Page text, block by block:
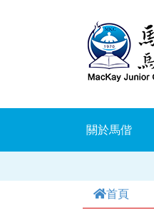
容
關於馬偕
首頁